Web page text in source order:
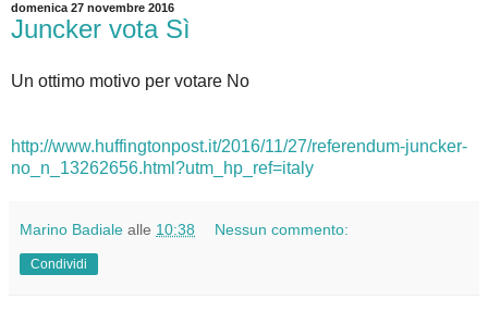
domenica 27 novembre 2016
Juncker vota Sì
Un ottimo motivo per votare No
http://www.huffingtonpost.it/2016/11/27/referendum-juncker-
no_n_13262656.html?utm_hp_ref=italy
Marino Badiale alle 10:38 Nessun commento:
Condividi